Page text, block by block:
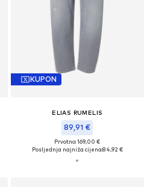
KUPON
ELIAS RUMELIS
89,91 €
Prvotno: 169,00 €
Posljednja najniža cijena:84,92 €